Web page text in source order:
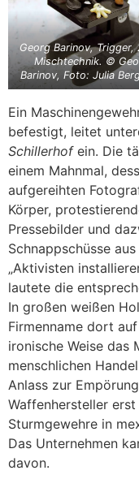
Georg Barinov, Trigger,
Mischtechnik. ©
Barinov, Foto: Julia
Ein
befestigt, leitet
Schillerhofein. Die
einem Mahnmal,
aufgereihten
Körper,
Pressebilder und
Schnappschüsse
„Aktivisten
lautete die
In großen weißen
Firmenname dort
ironische Weise das
menschlichen
Anlass zur
Waffenhersteller
Sturmgewehre in
Das Unternehmen
davon.